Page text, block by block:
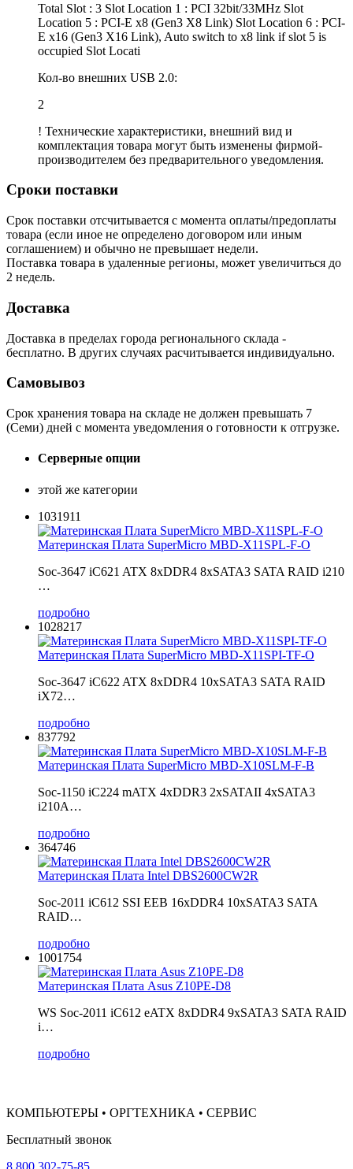
Total Slot : 3 Slot Location 1 : PCI 32bit/33MHz Slot
Location 5 : PCI-E x8 (Gen3 X8 Link) Slot Location 6 : PCI-
E x16 (Gen3 X16 Link), Auto switch to x8 link if slot 5 is
occupied Slot Locati
Кол-во внешних USB 2.0:
2
! Технические характеристики, внешний вид и
комплектация товара могут быть изменены фирмой-
производителем без предварительного уведомления.
Сроки поставки
Срок поставки отсчитывается с момента оплаты/предоплаты
товара (если иное не определено договором или иным
соглашением) и обычно не превышает недели.
Поставка товара в удаленные регионы, может увеличиться до
2 недель.
Доставка
Доставка в пределах города регионального склада -
бесплатно. В других случаях расчитывается индивидуально.
Самовывоз
Срок хранения товара на складе не должен превышать 7
(Семи) дней с момента уведомления о готовности к отгрузке.
Серверные опции
этой же категории
1031911
Материнская Плата SuperMicro MBD-X11SPL-F-O
Soc-3647 iC621 ATX 8xDDR4 8xSATA3 SATA RAID i210
…
подробно
1028217
Материнская Плата SuperMicro MBD-X11SPI-TF-O
Soc-3647 iC622 ATX 8xDDR4 10xSATA3 SATA RAID
iX72…
подробно
837792
Материнская Плата SuperMicro MBD-X10SLM-F-B
Soc-1150 iC224 mATX 4xDDR3 2xSATAII 4xSATA3
i210A…
подробно
364746
Материнская Плата Intel DBS2600CW2R
Soc-2011 iC612 SSI EEB 16xDDR4 10xSATA3 SATA
RAID…
подробно
1001754
Материнская Плата Asus Z10PE-D8
WS Soc-2011 iC612 eATX 8xDDR4 9xSATA3 SATA RAID
i…
подробно
КОМПЬЮТЕРЫ • ОРГТЕХНИКА • СЕРВИС
Бесплатный звонок
8 800 302-75-85